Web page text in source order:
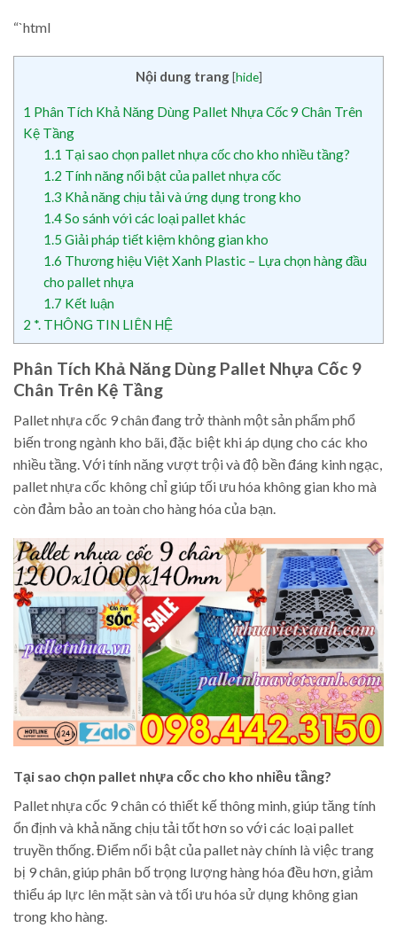
“`html
Nội dung trang [hide]
1 Phân Tích Khả Năng Dùng Pallet Nhựa Cốc 9 Chân Trên
Kệ Tầng
1.1 Tại sao chọn pallet nhựa cốc cho kho nhiều tầng?
1.2 Tính năng nổi bật của pallet nhựa cốc
1.3 Khả năng chịu tải và ứng dụng trong kho
1.4So sánh với các loại pallet khác
1.5 Giải pháp tiết kiệm không gian kho
1.6 Thương hiệu Việt Xanh Plastic – Lựa chọn hàng đầu
cho pallet nhựa
1.7 Kết luận
2 *. THÔNG TIN LIÊN HỆ
Phân Tích Khả Năng Dùng Pallet Nhựa Cốc 9
Chân Trên Kệ Tầng
Pallet nhựa cốc 9 chân đang trở thành một sản phẩm phổ
biến trong ngành kho bãi, đặc biệt khi áp dụng cho các kho
nhiều tầng. Với tính năng vượt trội và độ bền đáng kinh ngạc,
pallet nhựa cốc không chỉ giúp tối ưu hóa không gian kho mà
còn đảm bảo an toàn cho hàng hóa của bạn.
Tại sao chọn pallet nhựa cốc cho kho nhiều tầng?
Pallet nhựa cốc 9 chân có thiết kế thông minh, giúp tăng tính
ổn định và khả năng chịu tải tốt hơn so với các loại pallet
truyền thống. Điểm nổi bật của pallet này chính là việc trang
bị 9 chân, giúp phân bố trọng lượng hàng hóa đều hơn, giảm
thiểu áp lực lên mặt sàn và tối ưu hóa sử dụng không gian
trong kho hàng.